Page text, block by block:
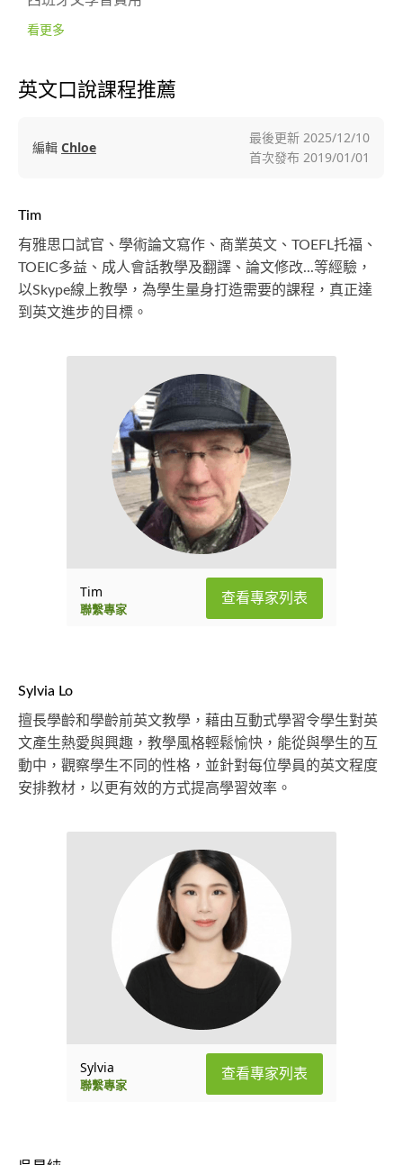
看更多
英文口說課程推薦
編輯 Chloe
最後更新 2025/12/10
首次發布 2019/01/01
Tim
有雅思口試官、學術論文寫作、商業英文、TOEFL托福、
TOEIC多益、成人會話教學及翻譯、論文修改...等經驗，
以Skype線上教學，為學生量身打造需要的課程，真正達
到英文進步的目標。
Tim
聯繫專家
查看專家列表
Sylvia Lo
擅長學齡和學齡前英文教學，藉由互動式學習令學生對英
文產生熱愛與興趣，教學風格輕鬆愉快，能從與學生的互
動中，觀察學生不同的性格，並針對每位學員的英文程度
安排教材，以更有效的方式提高學習效率。
Sylvia
聯繫專家
查看專家列表